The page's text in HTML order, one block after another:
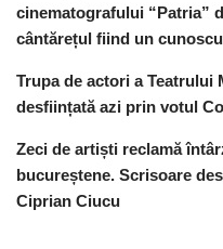
cinematografului “Patria”
cântărețul fiind un
Trupa de actori a
desființată azi prin votul
Zeci de artiști reclamă
bucureștene. Scrisoare
Ciprian Ciucu